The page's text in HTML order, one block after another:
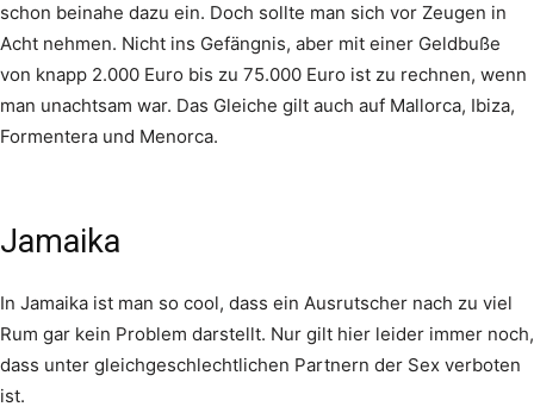
schon beinahe dazu ein. Doch sollte man sich vor Zeugen in
Acht nehmen. Nicht ins Gefängnis, aber mit einer Geldbuße
von knapp 2.000 Euro bis zu 75.000 Euro ist zu rechnen, wenn
man unachtsam war. Das Gleiche gilt auch auf Mallorca, Ibiza,
Formentera und Menorca.
Jamaika
In Jamaika ist man so cool, dass ein Ausrutscher nach zu viel
Rum gar kein Problem darstellt. Nur gilt hier leider immer noch,
dass unter gleichgeschlechtlichen Partnern der Sex verboten
ist.